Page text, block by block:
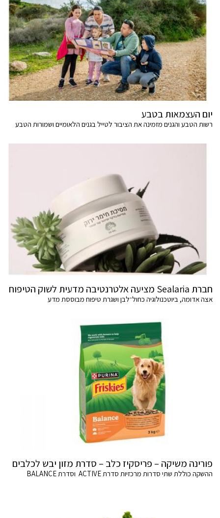
יום העצמאות בטבע
רשות הטבע והגנים מזמינה את הציבור לטייל בגנים הלאומיים ושמורות הטבע
חברת Sealaria מציעה אלטרנטיבה מדעית לשוק הטיפוח
אצה אדומה, ביוטכנולוגיה כחול־לבן ושגרת טיפוח מבוססת מדע
פורינה משיקה – פריסקיז כלב – סדרת מזון יבש לכלבים
ההשקה כוללת שתי סדרות מרכזיות סדרת ACTIVE וסדרת BALANCE